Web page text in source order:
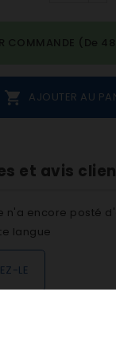
 AJOUTER AU
COMMANDE (De
et avis
n'a encore posté
langue
LE